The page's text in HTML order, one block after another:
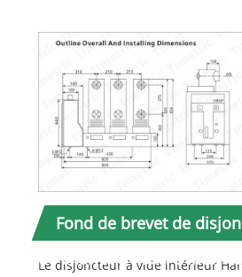
Fond de brevet de
de chariot à main
Le disjoncteur à vide intérieur